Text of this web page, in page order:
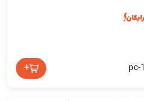
pc-1
+